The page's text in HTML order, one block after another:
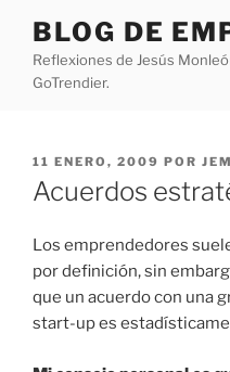
contenido
BLOG DE
Reflexiones de Jesús
GoTrendier.
PUBLICADO
EL
11 ENERO, 2009 POR
Acuerdos
Los emprendedores
por definición, sin
que un acuerdo con una
start-up es